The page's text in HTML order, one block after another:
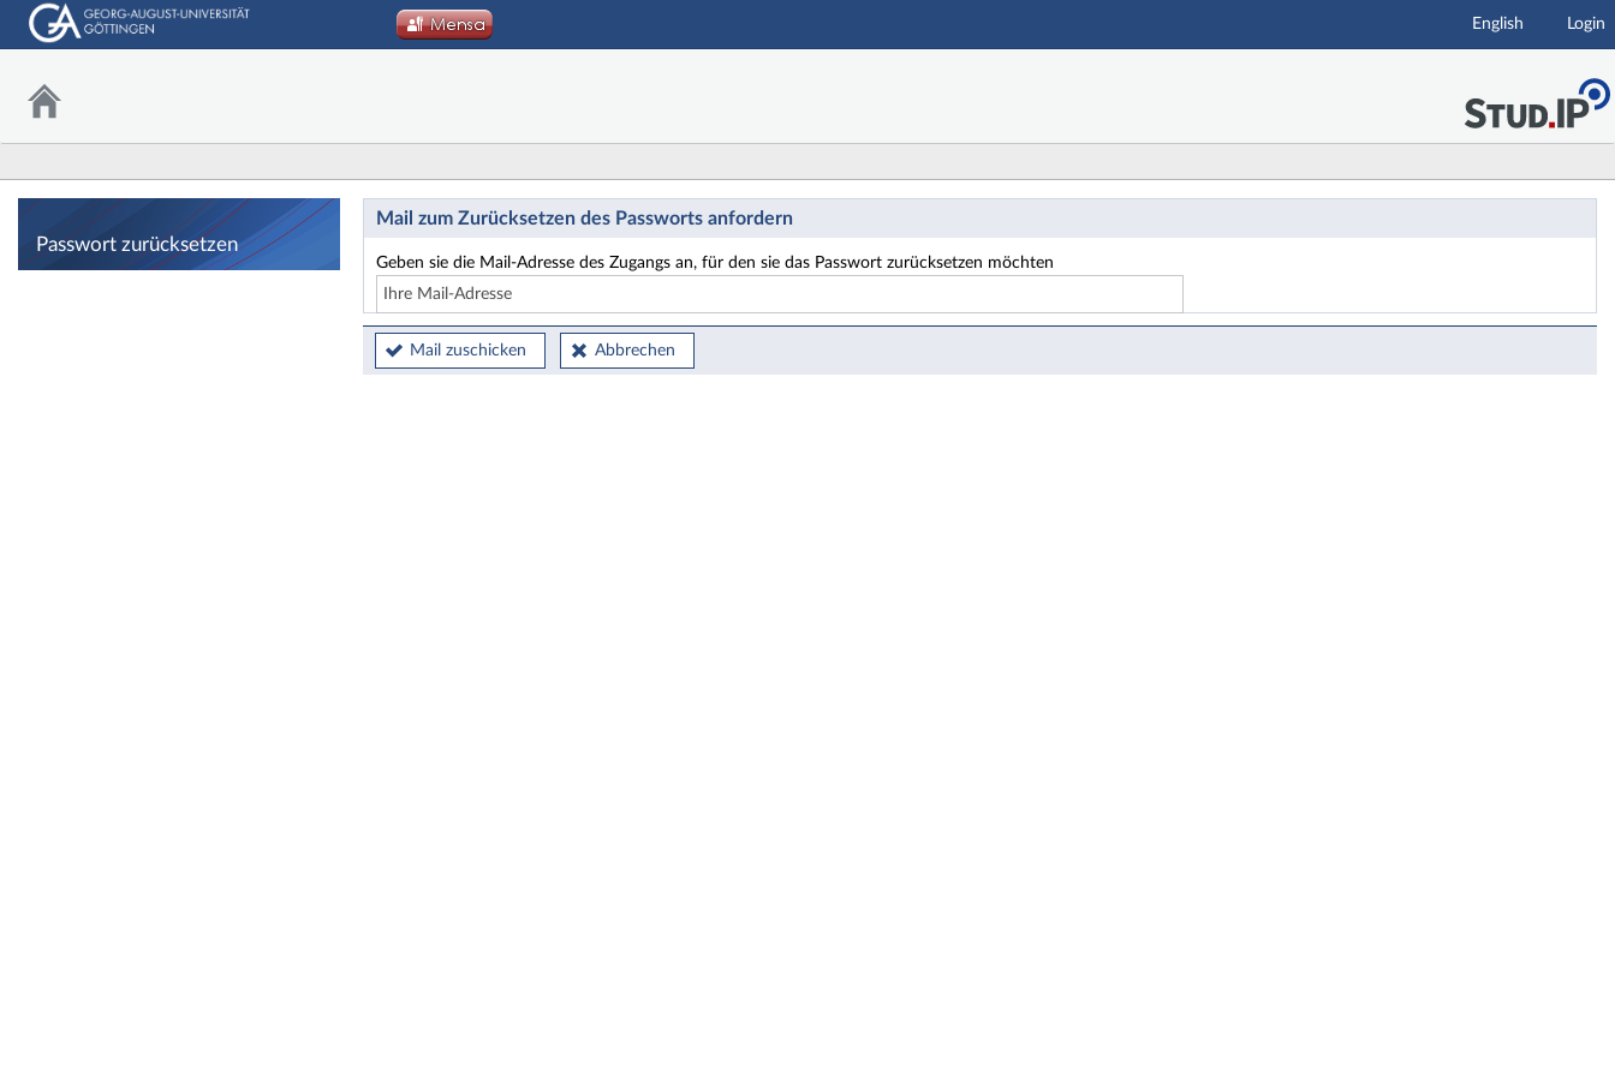
Hauptnavigation
English Login
Passwort zurücksetzen
Passwort zurücksetzen
Mail zum Zurücksetzen des Passworts anfordern
Geben sie die Mail-Adresse des Zugangs an, für den sie das Passwort zurücksetzen möchten
Mail zuschicken Abbrechen